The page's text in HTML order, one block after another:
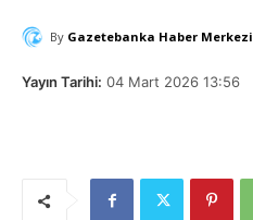
By Gazetebanka Haber Merkezi
Yayın Tarihi: 04 Mart 2026 13:56